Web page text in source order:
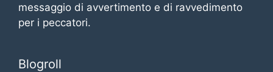
messaggio di avvertimento e di ravvedimento
per i peccatori.
Blogroll